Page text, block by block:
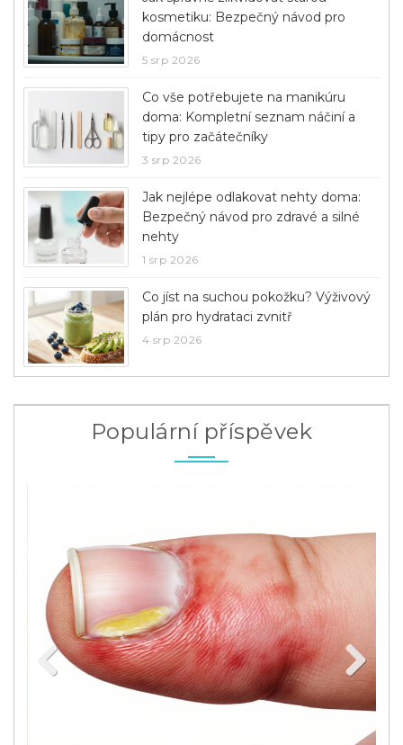
kosmetiku: Bezpečný návod pro
domácnost
5 srp 2026
Co vše potřebujete na manikúru
doma: Kompletní seznam náčiní a
tipy pro začátečníky
3 srp 2026
Jak nejlépe odlakovat nehty doma:
Bezpečný návod pro zdravé a silné
nehty
1 srp 2026
Co jíst na suchou pokožku? Výživový
plán pro hydrataci zvnitř
4 srp 2026
Populární příspěvek
Next